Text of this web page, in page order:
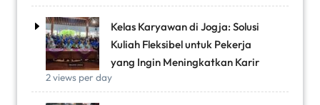
Kelas Karyawan di Jogja: Solusi
Kuliah Fleksibel untuk Pekerja
yang Ingin Meningkatkan Karir
2 views per day